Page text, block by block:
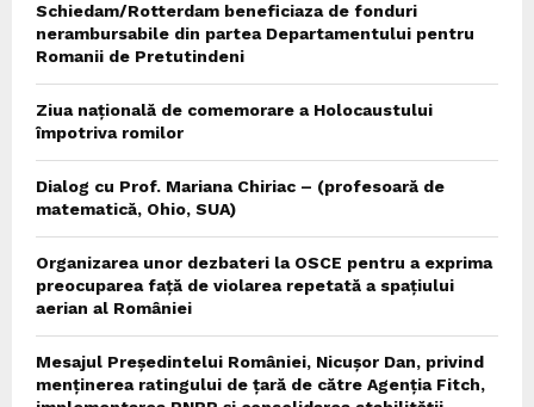
Schiedam/Rotterdam beneficiaza de fonduri
nerambursabile din partea Departamentului pentru
Romanii de Pretutindeni
Ziua națională de comemorare a Holocaustului
împotriva romilor
Dialog cu Prof. Mariana Chiriac – (profesoară de
matematică, Ohio, SUA)
Organizarea unor dezbateri la OSCE pentru a exprima
preocuparea față de violarea repetată a spațiului
aerian al României
Mesajul Președintelui României, Nicușor Dan, privind
menținerea ratingului de țară de către Agenția Fitch,